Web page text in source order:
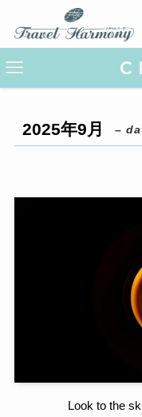
2025年9月 –
Look to the